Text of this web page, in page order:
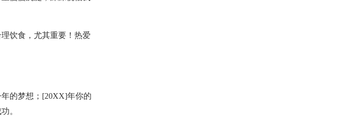
饮食，尤其重要！热爱
的梦想；[20XX]年你的
。